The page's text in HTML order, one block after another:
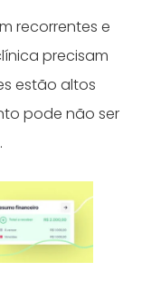
recorrentes e
precisam
estão altos
pode não ser